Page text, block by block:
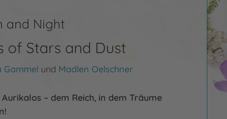
and Night
of Stars and Dust
Gammel und Madlen Oelschner
– dem Reich, in dem Träume